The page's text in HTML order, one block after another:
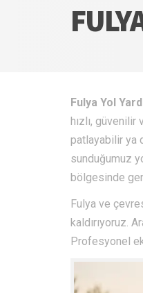
Fulya Yol
hızlı,
patlayabilir ya
sunduğumuz
bölgesinde
Fulya ve
kaldırıyoruz.
Profesyonel